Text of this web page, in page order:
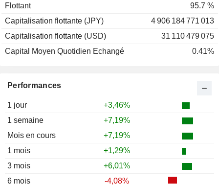
Performances
1 jour
+3,46%
1 semaine
+7,19%
Mois en cours
+7,19%
1 mois
+1,29%
3 mois
+6,01%
6 mois
-4,08%
Flottant
95.7 %
Capitalisation flottante (JPY)
4 906 184 771 013
Capitalisation flottante (USD)
31 110 479 075
Capital Moyen Quotidien Echangé
0.41%